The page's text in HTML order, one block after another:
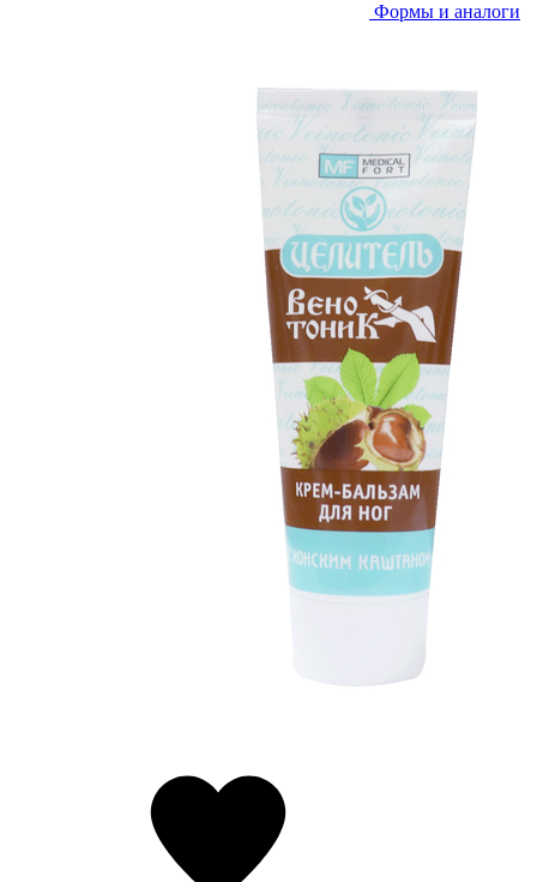
Формы и аналоги